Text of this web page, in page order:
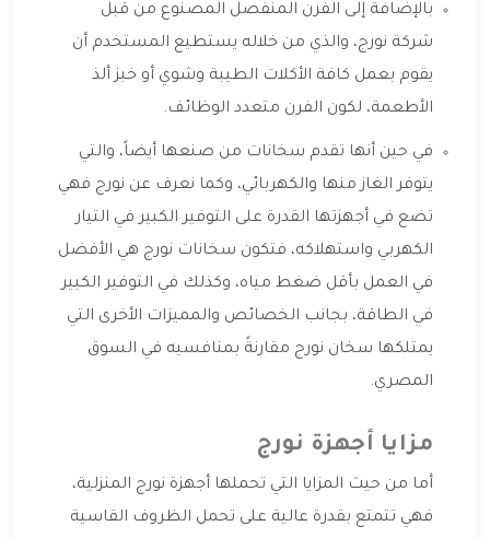
بالإضافة إلى الفرن المنفصل المصنوع من قبل
شركة نورج، والذي من خلاله يستطيع المستخدم أن
يقوم بعمل كافة الأكلات الطيبة وشوي أو خبز ألذ
الأطعمة، لكون الفرن متعدد الوظائف.
في حين أنها تقدم سخانات من صنعها أيضاً، والتي
يتوفر الغاز منها والكهربائي، وكما نعرف عن نورج فهي
تضع في أجهزتها القدرة على التوفير الكبير في التيار
الكهربي واستهلاكه، فتكون سخانات نورج هي الأفضل
في العمل بأقل ضغط مياه، وكذلك في التوفير الكبير
في الطاقة، بجانب الخصائص والمميزات الأخرى التي
يمتلكها سخان نورج مقارنةً بمنافسيه في السوق
المصري.
مزايا أجهزة نورج
أما من حيث المزايا التي تحملها أجهزة نورج المنزلية،
فهي تتمتع بقدرة عالية على تحمل الظروف القاسية